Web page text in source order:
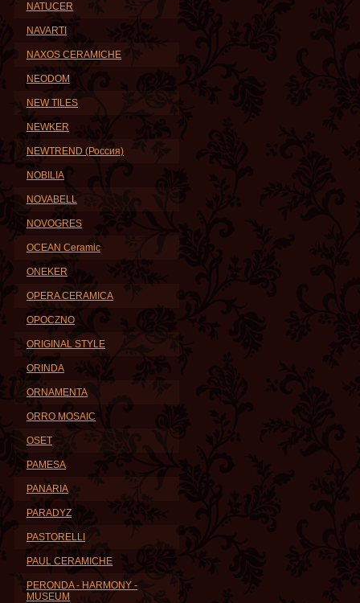
NATUCER
NAVARTI
NAXOS CERAMICHE
NEODOM
NEW TILES
NEWKER
NEWTREND (Россия)
NOBILIA
NOVABELL
NOVOGRES
OCEAN Ceramic
ONEKER
OPERA CERAMICA
OPOCZNO
ORIGINAL STYLE
ORINDA
ORNAMENTA
ORRO MOSAIC
OSET
PAMESA
PANARIA
PARADYZ
PASTORELLI
PAUL CERAMICHE
PERONDA - HARMONY -
MUSEUM